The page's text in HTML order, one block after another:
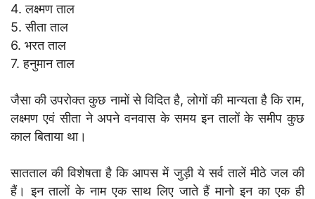
4. लक्ष्मण ताल
5. सीता ताल
6. भरत ताल
7. हनुमान ताल
जैसा की उपरोक्त कुछ नामों से विदित है, लोगों की मान्यता है कि राम,
लक्ष्मण एवं सीता ने अपने वनवास के समय इन तालों के समीप कुछ
काल बिताया था।
सातताल की विशेषता है कि आपस में जुड़ी ये सर्व तालें मीठे जल की
हैं। इन तालों के नाम एक साथ लिए जाते हैं मानो इन का एक ही